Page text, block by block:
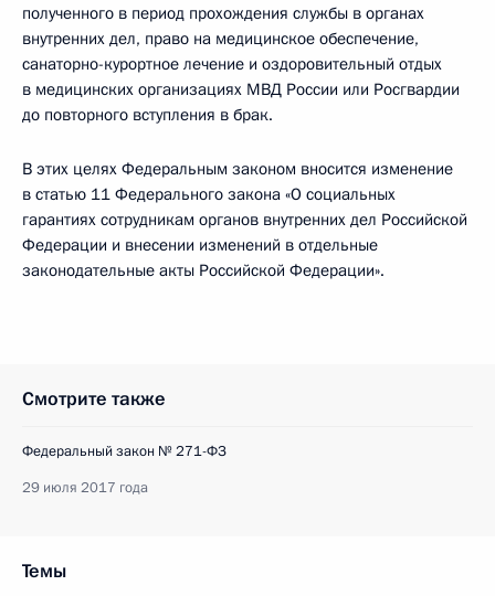
полученного в период прохождения службы в органах
внутренних дел, право на медицинское обеспечение,
санаторно-курортное лечение и оздоровительный отдых
в медицинских организациях МВД России или Росгвардии
до повторного вступления в брак.
В этих целях Федеральным законом вносится изменение
в статью 11 Федерального закона «О социальных
гарантиях сотрудникам органов внутренних дел Российской
Федерации и внесении изменений в отдельные
законодательные акты Российской Федерации».
Смотрите также
Федеральный закон № 271-ФЗ
29 июля 2017 года
Темы